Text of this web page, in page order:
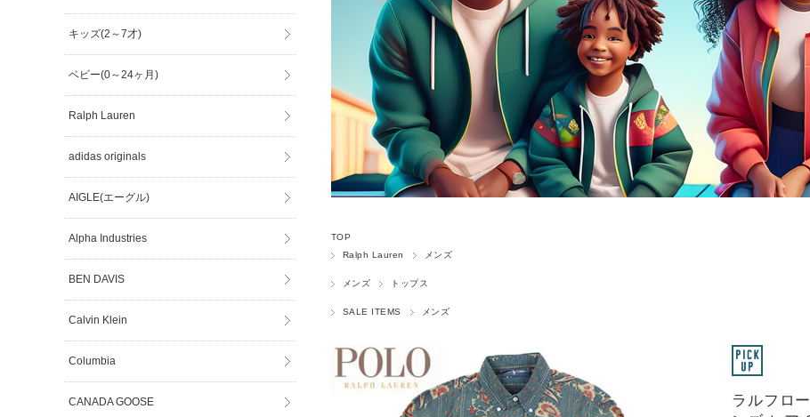
TOP
Ralph Lauren
メンズ
メンズ トップス
SALE ITEMS メンズ
ラルフロ
キッズ(2～7才)
ベビー(0～24ヶ月)
Ralph Lauren
adidas originals
AIGLE(エーグル)
Alpha Industries
BEN DAVIS
Calvin Klein
Columbia
CANADA GOOSE